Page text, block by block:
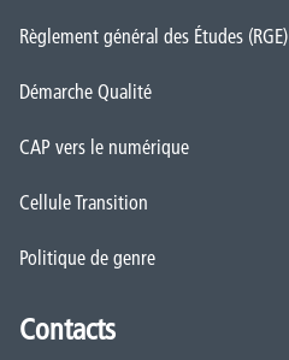
Règlement général des Études (RGE)
Démarche Qualité
CAP vers le numérique
Cellule Transition
Politique de genre
Contacts